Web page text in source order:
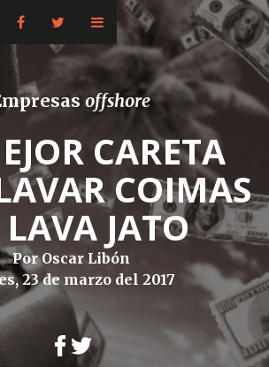
offshore
CARETA
COIMAS
LAVA JATO
Por Oscar Libón
23 de marzo del 2017